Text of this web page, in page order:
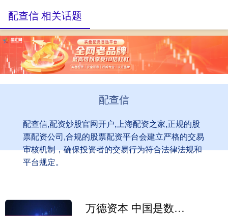
配查信
配查信,配资炒股官网开户,上海配资之家,正规的股
票配资公司,合规的股票配资平台会建立严格的交易
审核机制，确保投资者的交易行为符合法律法规和
平台规定。
配查信 相关话题
万德资本 中国是数字服务贸易增长速度最快的经济体